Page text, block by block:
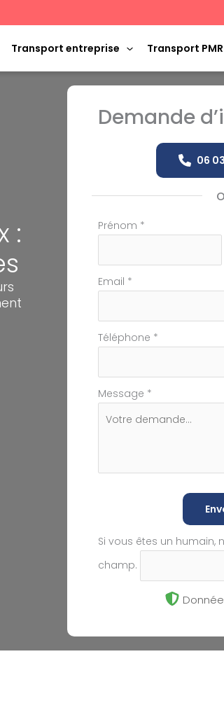
Transport entreprise Transport PMR
:
Demande
06
Formulaire
téléphone
Prénom *
Email *
Téléphone *
Message *
Si vous êtes un humain,
champ.